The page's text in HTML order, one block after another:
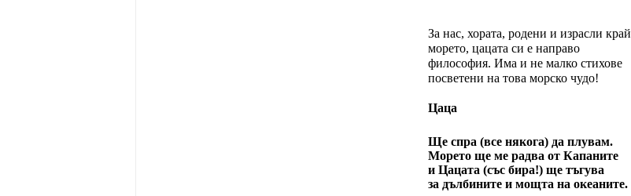
За нас, хората, родени и израсли край
морето, цацата си е направо
философия. Има и не малко стихове
посветени на това морско чудо!
Цаца
Ще спра (все някога) да плувам.
Морето ще ме радва от Капаните
и Цацата (със бира!) ще тъгува
за дълбините и мощта на океаните.